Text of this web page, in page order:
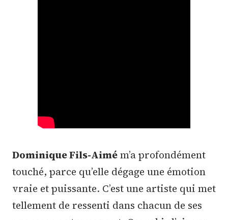
Dominique Fils-Aimém’a profondément
touché, parce qu’elle dégage une émotion
vraie et puissante. C’est une artiste qui met
tellement de ressenti dans chacun de ses